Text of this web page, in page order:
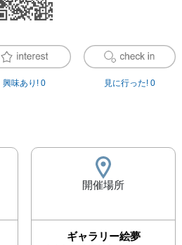
興味あり! 0 見に行った! 0
開催場所
ギャラリー絵夢